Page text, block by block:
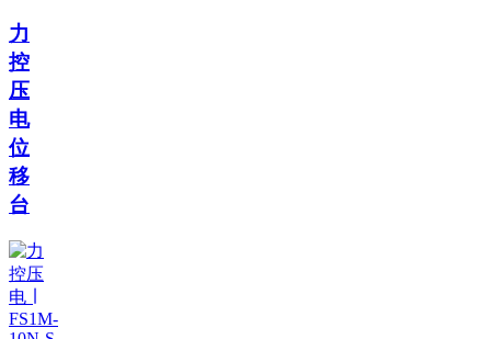
力
控
压
电
位
移
台